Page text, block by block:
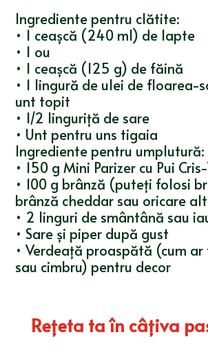
Ingrediente pentru clătite:
• 1 ceașcă (240 ml) de lapte
• 1 ou
• 1 ceașcă (125 g) de făină
• 1 lingură de ulei de floarea-
unt topit
• 1/2 linguriță de sare
• Unt pentru uns tigaia
Ingrediente pentru umplutură:
• 150 g Mini Parizer cu Pui
• 100 g brânză (puteți folosi
brânză cheddar sau oricare
• 2 linguri de smântână sau
• Sare și piper după gust
• Verdeață proaspătă (cum
sau cimbru) pentru decor
Reţeta ta în câţiva